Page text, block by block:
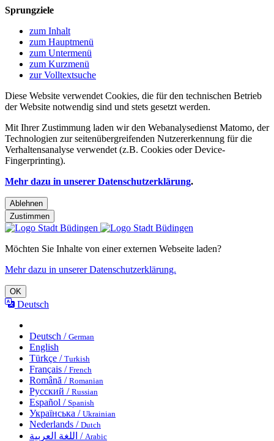
Sprungziele
zum Inhalt
zum Hauptmenü
zum Untermenü
zum Kurzmenü
zur Volltextsuche
Diese Website verwendet Cookies, die für den technischen Betrieb
der Website notwendig sind und stets gesetzt werden.
Mit Ihrer Zustimmung laden wir den Webanalysedienst Matomo, der
Technologien zur seitenübergreifenden Nutzererkennung für die
Verhaltensanalyse verwendet (z.B. Cookies oder Device-
Fingerprinting).
Mehr dazu in unserer Datenschutzerklärung.
Ablehnen
Zustimmen
Möchten Sie Inhalte von einer externen Webseite laden?
Mehr dazu in unserer Datenschutzerklärung.
OK
Deutsch
Deutsch / German
English
Türkçe / Turkish
Français / French
Română / Romanian
Русский / Russian
Español / Spanish
Українська / Ukrainian
Nederlands / Dutch
اللغة العربية / Arabic